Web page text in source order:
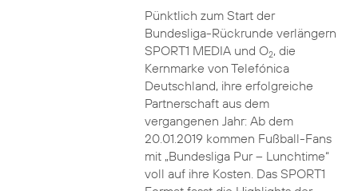
Pünktlich zum Start der
Bundesliga-Rückrunde verlängern
SPORT1 MEDIA und O2, die
Kernmarke von Telefónica
Deutschland, ihre erfolgreiche
Partnerschaft aus dem
vergangenen Jahr: Ab dem
20.01.2019 kommen Fußball-Fans
mit „Bundesliga Pur – Lunchtime“
voll auf ihre Kosten. Das SPORT1